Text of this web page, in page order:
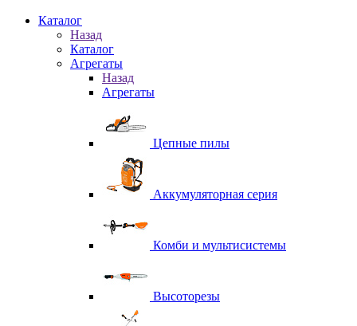
Каталог
Назад
Каталог
Агрегаты
Назад
Агрегаты
Цепные пилы
Аккумуляторная серия
Комби и мультисистемы
Высоторезы